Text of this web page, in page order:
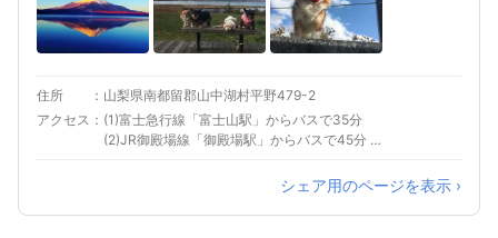
住所
山梨県南都留郡山中湖村平野479-2
アクセス
(1)富士急行線「富士山駅」からバスで35分
(2)JR御殿場線「御殿場駅」からバスで45分 森
シェア用のページを表示 ›